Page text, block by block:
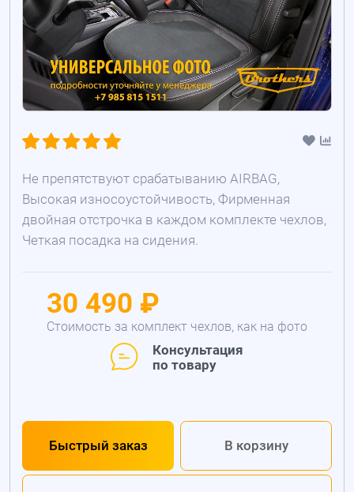
Не препятствуют срабатыванию AIRBAG,
Высокая износоустойчивость, Фирменная
двойная отстрочка в каждом комплекте чехлов,
Четкая посадка на сидения.
30 490 ₽
Стоимость за комплект чехлов, как на фото
Консультация
по товару
Быстрый заказ В корзину